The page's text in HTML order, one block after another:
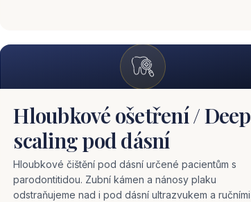
Hloubkové ošetření / Deep
scaling pod dásní
Hloubkové čištění pod dásní určené pacientům s
parodontitidou. Zubní kámen a nánosy plaku
odstraňujeme nad i pod dásní ultrazvukem a ručními